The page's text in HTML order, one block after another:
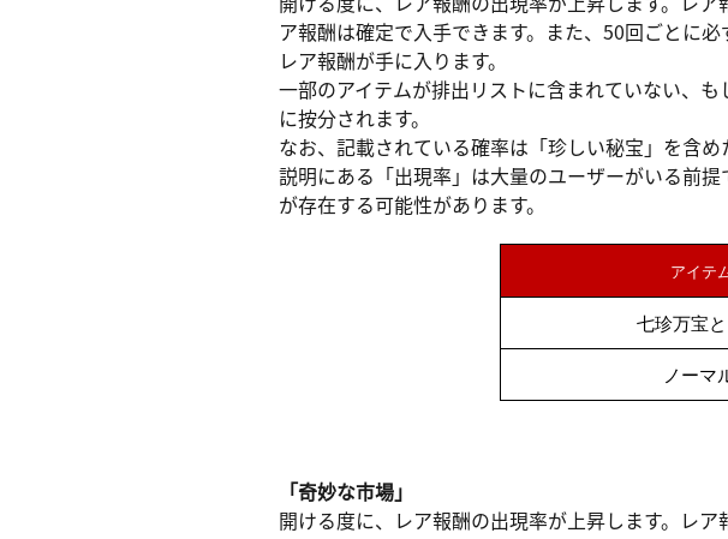
ア報酬は確定で入手できます。また、50回ごとに
レア報酬が手に入ります。
一部のアイテムが排出リストに含まれていない、
に按分されます。
なお、記載されている確率は「珍しい秘宝」を含め
説明にある「出現率」は大量のユーザーがいる前
が存在する可能性があります。
アイテ
七珍万宝
ノーマ
「奇妙な市場」
開ける度に、レア報酬の出現率が上昇します。レ